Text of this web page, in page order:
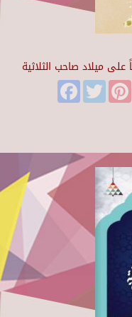
FacebookTwitter